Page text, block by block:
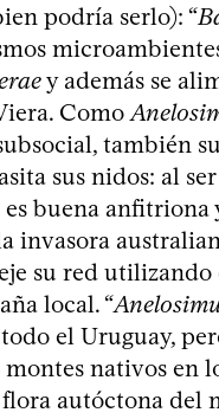
podría serlo): “
y además se
Como
también
sus nidos: al
buena anfitriona
invasora
su red utilizando
local. “
el Uruguay,
montes nativos en
flora autóctona del